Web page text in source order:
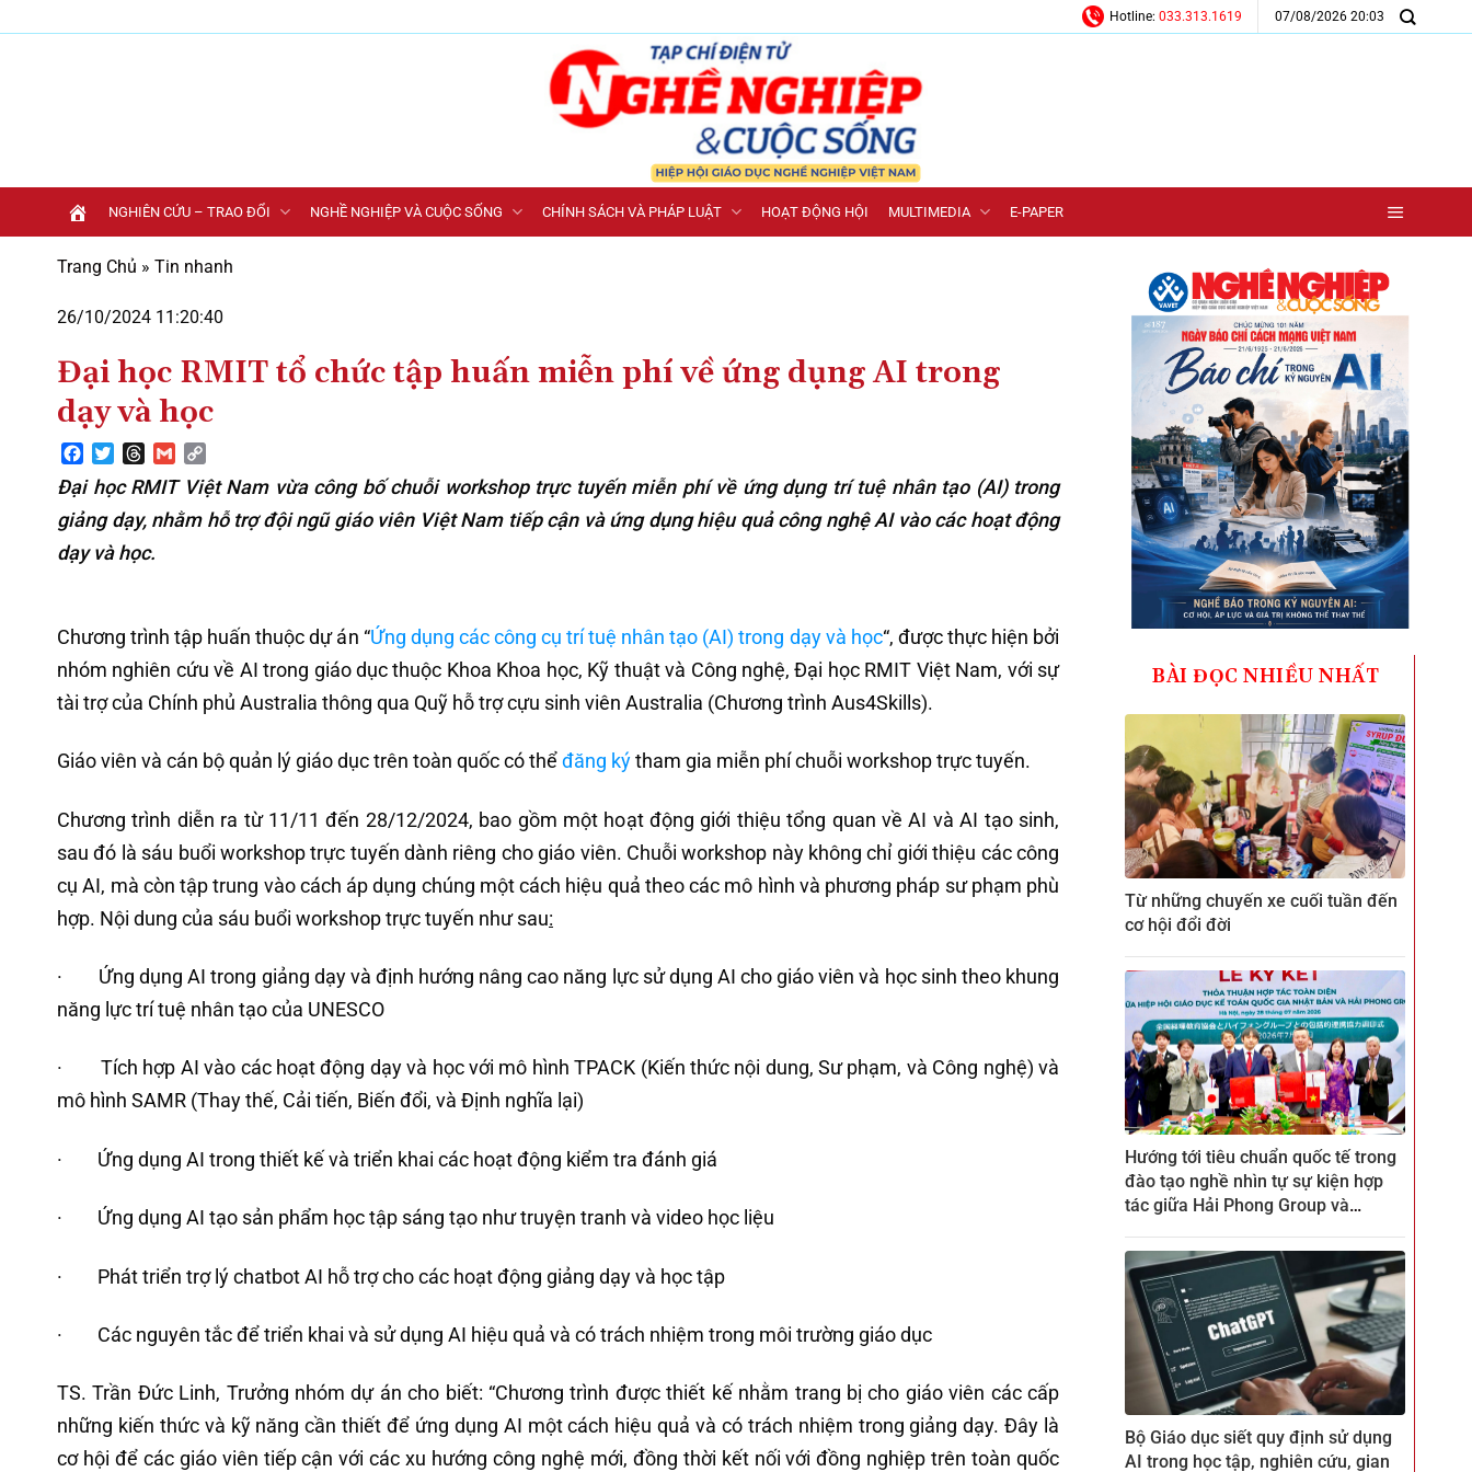
qua
Hotline: 033.313.1619 07/08/2026 20:03
NGHIÊN CỨU – TRAO ĐỔI NGHỀ NGHIỆP VÀ CUỘC SỐNG CHÍNH SÁCH VÀ PHÁP LUẬT HOẠT ĐỘNG HỘI MULTIMEDIA E-PAPER
Trang Chủ » Tin nhanh
26/10/2024 11:20:40
Đại học RMIT tổ chức tập huấn miễn phí về ứng dụng AI trong
dạy và học
Facebook
TwitterThreads
Gmail
Link
Đại học RMIT Việt Nam vừa công bố chuỗi workshop trực tuyến miễn phí về ứng dụng trí tuệ nhân tạo (AI) trong
giảng dạy, nhằm hỗ trợ đội ngũ giáo viên Việt Nam tiếp cận và ứng dụng hiệu quả công nghệ AI vào các hoạt động
dạy và học.
Chương trình tập huấn thuộc dự án “Ứng dụng các công cụ trí tuệ nhân tạo (AI) trong dạy và học“, được thực hiện bởi
nhóm nghiên cứu về AI trong giáo dục thuộc Khoa Khoa học, Kỹ thuật và Công nghệ, Đại học RMIT Việt Nam, với sự
tài trợ của Chính phủ Australia thông qua Quỹ hỗ trợ cựu sinh viên Australia (Chương trình Aus4Skills).
Giáo viên và cán bộ quản lý giáo dục trên toàn quốc có thểđăng kýtham gia miễn phí chuỗi workshop trực tuyến.
Chương trình diễn ra từ 11/11 đến 28/12/2024, bao gồm một hoạt động giới thiệu tổng quan về AI và AI tạo sinh,
sau đó là sáu buổi workshop trực tuyến dành riêng cho giáo viên. Chuỗi workshop này không chỉ giới thiệu các công
cụ AI, mà còn tập trung vào cách áp dụng chúng một cách hiệu quả theo các mô hình và phương pháp sư phạm phù
hợp. Nội dung của sáu buổi workshop trực tuyến như sau:
· Ứng dụng AI trong giảng dạy và định hướng nâng cao năng lực sử dụng AI cho giáo viên và học sinh theo khung
năng lực trí tuệ nhân tạo của UNESCO
· Tích hợp AI vào các hoạt động dạy và học với mô hình TPACK (Kiến thức nội dung, Sư phạm, và Công nghệ) và
mô hình SAMR (Thay thế, Cải tiến, Biến đổi, và Định nghĩa lại)
· Ứng dụng AI trong thiết kế và triển khai các hoạt động kiểm tra đánh giá
· Ứng dụng AI tạo sản phẩm học tập sáng tạo như truyện tranh và video học liệu
· Phát triển trợ lý chatbot AI hỗ trợ cho các hoạt động giảng dạy và học tập
· Các nguyên tắc để triển khai và sử dụng AI hiệu quả và có trách nhiệm trong môi trường giáo dục
TS. Trần Đức Linh, Trưởng nhóm dự án cho biết: “Chương trình được thiết kế nhằm trang bị cho giáo viên các cấp
những kiến thức và kỹ năng cần thiết để ứng dụng AI một cách hiệu quả và có trách nhiệm trong giảng dạy. Đây là
cơ hội để các giáo viên tiếp cận với các xu hướng công nghệ mới, đồng thời kết nối với đồng nghiệp trên toàn quốc
BÀI ĐỌC NHIỀU NHẤT
Từ những chuyến xe cuối tuần đến
cơ hội đổi đời
Hướng tới tiêu chuẩn quốc tế trong
đào tạo nghề nhìn tự sự kiện hợp
tác giữa Hải Phong Group và
Bộ Giáo dục siết quy định sử dụng
AI trong học tập, nghiên cứu, gian